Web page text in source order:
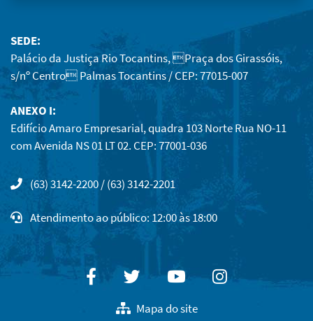
SEDE:
Palácio da Justiça Rio Tocantins, Praça dos Girassóis,
s/nº Centro Palmas Tocantins / CEP: 77015-007
ANEXO I:
Edifício Amaro Empresarial, quadra 103 Norte Rua NO-11
com Avenida NS 01 LT 02. CEP: 77001-036
(63) 3142-2200 / (63) 3142-2201
Atendimento ao público: 12:00 às 18:00
FacebookTwitterYoutubeInstagram
Mapa do site